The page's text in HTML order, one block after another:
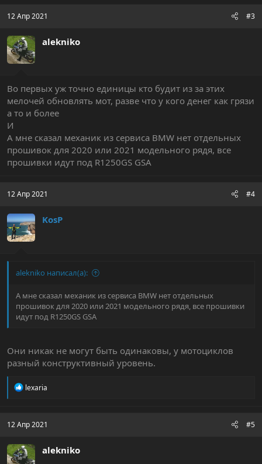
12 Апр 2021 #3
alekniko
Во первых уж точно единицы кто будит из за этих
мелочей обновлять мот, разве что у кого денег как грязи
а то и более
И
А мне сказал механик из сервиса BMW нет отдельных
прошивок для 2020 или 2021 модельного рядя, все
прошивки идут под R1250GS GSA
12 Апр 2021 #4
KosP
alekniko написал(а):
А мне сказал механик из сервиса BMW нет отдельных
прошивок для 2020 или 2021 модельного рядя, все прошивки
идут под R1250GS GSA
Они никак не могут быть одинаковы, у мотоциклов
разный конструктивный уровень.
Р
ц
и
:
lexaria
12 Апр 2021 #5
alekniko